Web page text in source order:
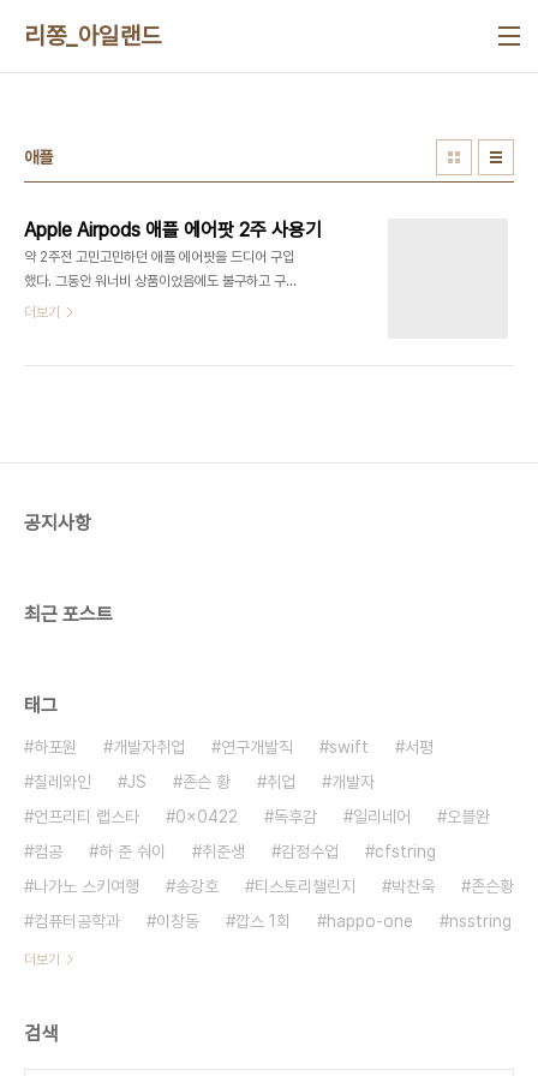
리쫑_아일랜드
애플
Apple Airpods 애플 에어팟 2주 사용기
약 2주전 고민고민하던 애플 에어팟을 드디어 구입
했다. 그동안 워너비 상품이었음에도 불구하고 구입
을 망설이고 있었던 이유는 드 럽 게 구 하 기 어 려
애플스토어를 들렸는데 거기도 매물이 없어서 못샀
더보기
공지사항
최근 포스트
태그
하포원 개발자취업 연구개발직 swift
서평
칠레와인
JS 존슨 황 취업
개발자
언프리티 랩스타
0x0422 독후감 일리네어
오블완
컴공
하 준 숴이 취준생 감정수업
cfstring
나가노 스키여행
송강호 티스토리챌린지 박찬욱
존슨황
컴퓨터공학과
이창동 깝스 1회 happo-one nsstring
더보기
검색